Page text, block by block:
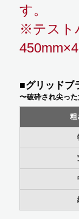
す。
※テスト
■グリッドブ
〜破砕され尖っ
粗